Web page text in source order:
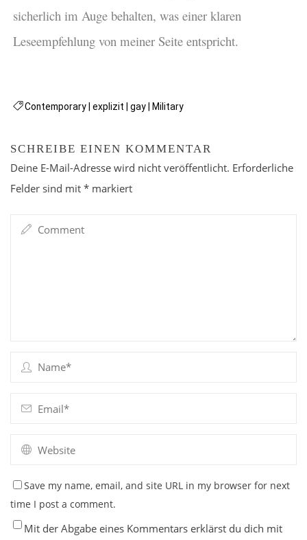
sicherlich im Auge behalten, was einer klaren
Leseempfehlung von meiner Seite entspricht.
Contemporary |explizit |gay Military
SCHREIBE EINEN KOMMENTAR
Deine E-Mail-Adresse wird nicht veröffentlicht. Erforderliche
Felder sind mit* markiert
Save my name, email, and site URL in my browser for next
time I post a comment.
Mit der Abgabe eines Kommentars erklärst du dich mit